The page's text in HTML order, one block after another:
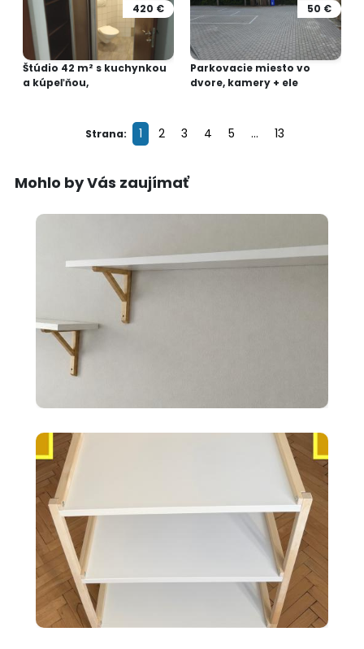
420 €
Štúdio 42 m² s kuchynkou
a kúpeľňou,
50 €
Parkovacie miesto vo
dvore, kamery + ele
Strana: 1 2 3 4 5 ... 13
Mohlo by Vás zaujímať
biele 120X20cm